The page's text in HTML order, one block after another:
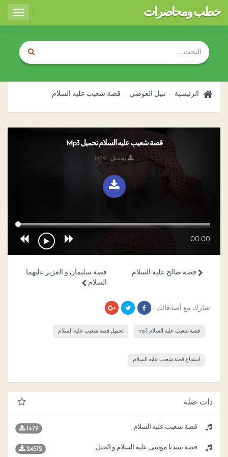
Toggle
خطب ومحاضرات
الرئيسية نبيل العوضي قصة شعيب عليه السلام
قصة شعيب عليه السلام تحميل Mp3
تحميل : 1479
00:00
قصة سليمان و العزير عليهما
السلام
قصة صالح عليه السلام
شارك مع أصدقائك ›
قصة شعيب عليه السلام mp3 تحميل قصة شعيب عليه السلام
استماع قصة شعيب عليه السلام
ذات صلة
قصة شعيب عليه السلام 1479
قصة سيدنا موسى عليه السلام و الجبل 24512